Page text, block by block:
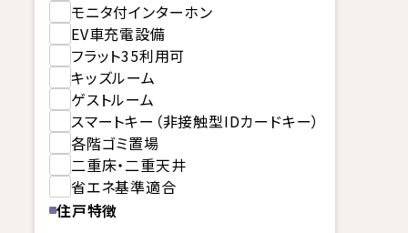
モニタ付インターホン
EV車充電設備
フラット35利用可
キッズルーム
ゲストルーム
スマートキー（非接触型IDカードキー）
各階ゴミ置場
二重床・二重天井
省エネ基準適合
住戸特徴